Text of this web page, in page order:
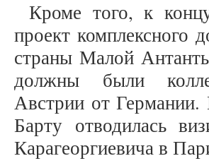
Кроме того, к
проект комплексного
страны Малой
должны были
Австрии от Германии.
Барту отводилась
Карагеоргиевича в